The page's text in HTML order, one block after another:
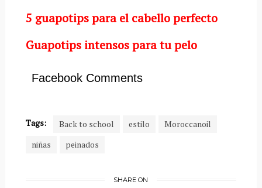
5 guapotips para el cabello perfecto
Guapotips intensos para tu pelo
Facebook Comments
Tags: Back to school estilo
Moroccanoil
niñas
peinados
SHARE ON